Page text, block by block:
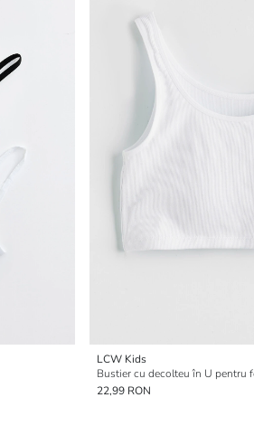
LCW Kids
Bustier cu decolteu în U pentru
22,99 RON